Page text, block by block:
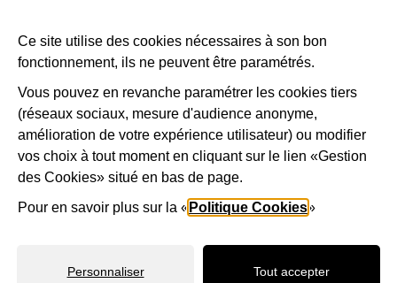
Ce site utilise des cookies nécessaires à son bon
fonctionnement, ils ne peuvent être paramétrés.
Vous pouvez en revanche paramétrer les cookies tiers
(réseaux sociaux, mesure d'audience anonyme,
amélioration de votre expérience utilisateur) ou modifier
vos choix à tout moment en cliquant sur le lien «Gestion
des Cookies» situé en bas de page.
Pour en savoir plus sur la « Politique Cookies»
Personnaliser Tout accepter
À des fins de sécurité, veuillez sélectionner les
Y B R 8 G 9 I
L